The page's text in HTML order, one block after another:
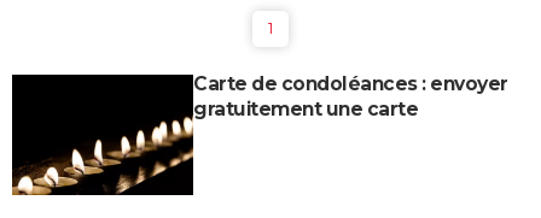
1
Carte de condoléances : envoyer
gratuitement une carte